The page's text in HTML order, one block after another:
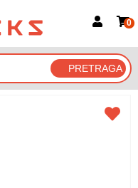
Prijavite se Google nalogom
0